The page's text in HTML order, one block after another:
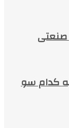
صنعتی
به کدام سو